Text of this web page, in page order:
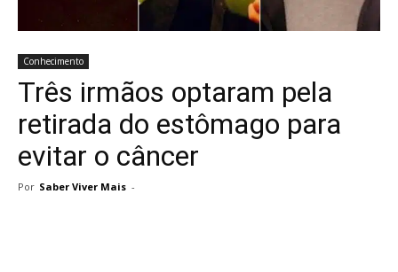
Conhecimento
Três irmãos optaram pela
retirada do estômago para
evitar o câncer
Por Saber Viver Mais -